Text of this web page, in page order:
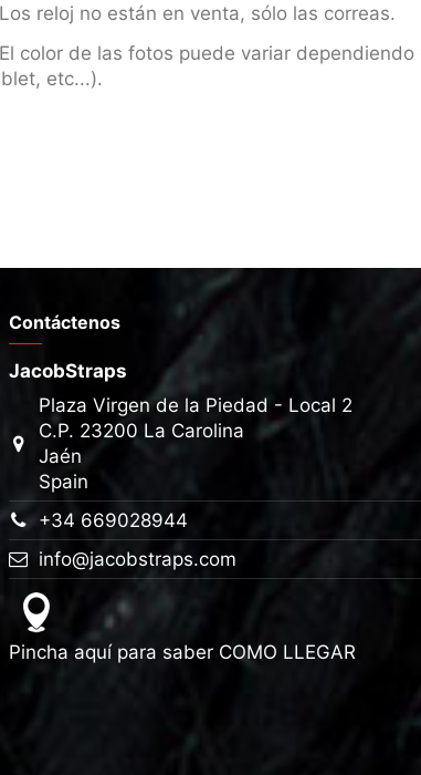
reloj no están en venta, sólo las correas.
color de las fotos puede variar
etc...).
Contáctenos
JacobStraps
Plaza Virgen de la Piedad - Local 2
C.P. 23200 La Carolina
Jaén
Spain
+34 669028944
info@jacobstraps.com
Pincha aquí para saber COMO LLEGAR